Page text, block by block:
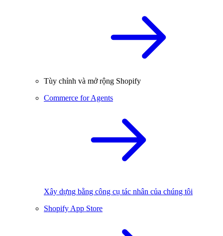
Tùy chỉnh và mở rộng Shopify
Commerce for Agents
Xây dựng bằng công cụ tác nhân của chúng tôi
Shopify App Store